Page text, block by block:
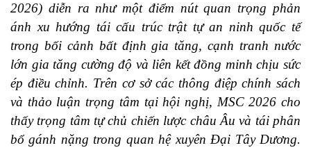
2026) diễn ra như một điểm nút quan trọng phản
ánh xu hướng tái cấu trúc trật tự an ninh quốc tế
trong bối cảnh bất định gia tăng, cạnh tranh nước
lớn gia tăng cường độ và liên kết đồng minh chịu sức
ép điều chỉnh. Trên cơ sở các thông điệp chính sách
và thảo luận trọng tâm tại hội nghị, MSC 2026 cho
thấy trọng tâm tự chủ chiến lược châu Âu và tái phân
bổ gánh nặng trong quan hệ xuyên Đại Tây Dương.